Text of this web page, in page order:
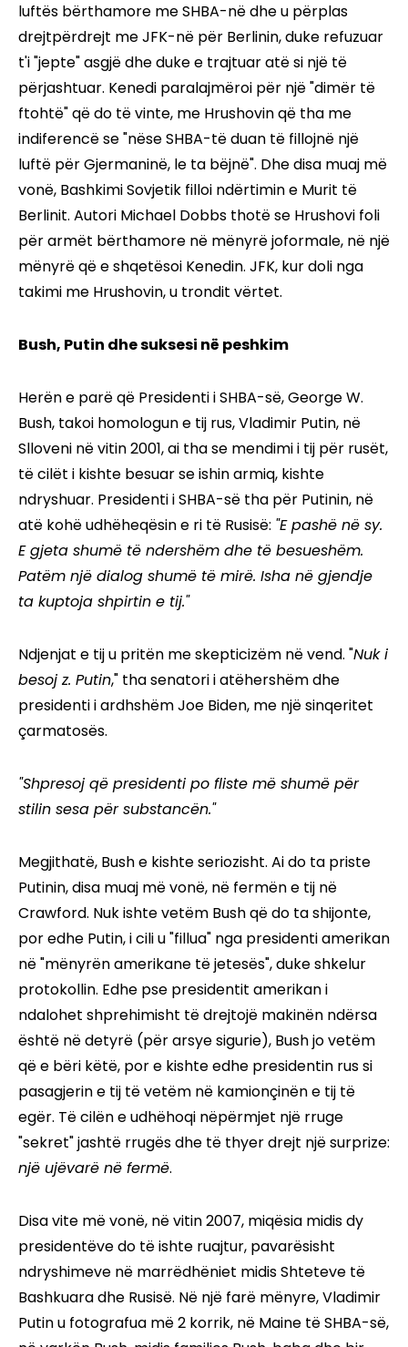
luftës bërthamore me SHBA-në dhe u përplas
drejtpërdrejt me JFK-në për Berlinin, duke refuzuar
t'i "jepte" asgjë dhe duke e trajtuar atë si një të
përjashtuar. Kenedi paralajmëroi për një "dimër të
ftohtë" që do të vinte, me Hrushovin që tha me
indiferencë se "nëse SHBA-të duan të fillojnë një
luftë për Gjermaninë, le ta bëjnë". Dhe disa muaj më
vonë, Bashkimi Sovjetik filloi ndërtimin e Murit të
Berlinit. Autori Michael Dobbs thotë se Hrushovi foli
për armët bërthamore në mënyrë joformale, në një
mënyrë që e shqetësoi Kenedin. JFK, kur doli nga
takimi me Hrushovin, u trondit vërtet.
Bush, Putin dhe suksesi në peshkim
Herën e parë që Presidenti i SHBA-së, George W.
Bush, takoi homologun e tij rus, Vladimir Putin, në
Slloveni në vitin 2001, ai tha se mendimi i tij për rusët,
të cilët i kishte besuar se ishin armiq, kishte
ndryshuar. Presidenti i SHBA-së tha për Putinin, në
atë kohë udhëheqësin e ri të Rusisë: "E pashë në sy.
E gjeta shumë të ndershëm dhe të besueshëm.
Patëm një dialog shumë të mirë. Isha në gjendje
ta kuptoja shpirtin e tij."
Ndjenjat e tij u pritën me skepticizëm në vend. "Nuk i
besoj z. Putin," tha senatori i atëhershëm dhe
presidenti i ardhshëm Joe Biden, me një sinqeritet
çarmatosës.
"Shpresoj që presidenti po fliste më shumë për
stilin sesa për substancën."
Megjithatë, Bush e kishte seriozisht. Ai do ta priste
Putinin, disa muaj më vonë, në fermën e tij në
Crawford. Nuk ishte vetëm Bush që do ta shijonte,
por edhe Putin, i cili u "fillua" nga presidenti amerikan
në "mënyrën amerikane të jetesës", duke shkelur
protokollin. Edhe pse presidentit amerikan i
ndalohet shprehimisht të drejtojë makinën ndërsa
është në detyrë (për arsye sigurie), Bush jo vetëm
që e bëri këtë, por e kishte edhe presidentin rus si
pasagjerin e tij të vetëm në kamionçinën e tij të
egër. Të cilën e udhëhoqi nëpërmjet një rruge
"sekret" jashtë rrugës dhe të thyer drejt një surprize:
një ujëvarë në fermë.
Disa vite më vonë, në vitin 2007, miqësia midis dy
presidentëve do të ishte ruajtur, pavarësisht
ndryshimeve në marrëdhëniet midis Shteteve të
Bashkuara dhe Rusisë. Në një farë mënyre, Vladimir
Putin u fotografua më 2 korrik, në Maine të SHBA-së,